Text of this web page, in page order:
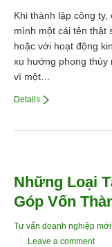
Khi thành lập công
mình một cái tên thật
hoặc với hoạt động
xu hướng phong thủy
vì một…
Details
Những Loại
Góp Vốn
Tư vấn doanh nghiệp mới
Leave a comment